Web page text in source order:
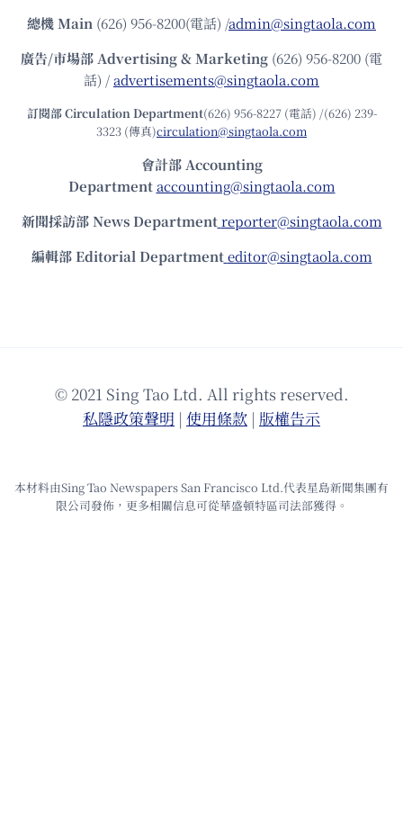
總機Main (626) 956-8200(電話) /admin@singtaola.com
廣告/市場部Advertising & Marketing (626) 956-8200 (電
話) /advertisements@singtaola.com
訂閱部 Circulation Department(626) 956-8227 (電話) /(626) 239-
3323 (傳真)circulation@singtaola.com
會計部 Accounting
Department accounting@singtaola.com
新聞採訪部 News Department reporter@singtaola.com
編輯部 Editorial Department editor@singtaola.com
© 2021 Sing Tao Ltd. All rights reserved.
私隱政策聲明 | 使⽤條款 | 版權告⽰
本材料由Sing Tao Newspapers San Francisco Ltd.代表星島新聞集團有
限公司發佈，更多相關信息可從華盛頓特區司法部獲得。